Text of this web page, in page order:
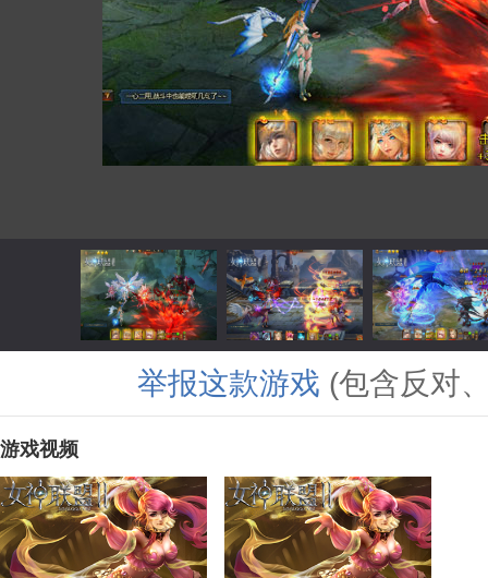
举报这款游戏 (包含反对
游戏视频